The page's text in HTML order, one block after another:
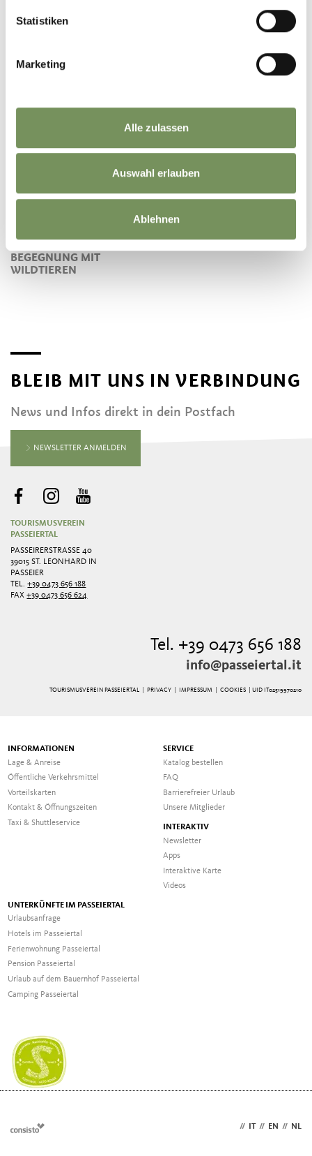
Statistiken
Marketing
Alle zulassen
Auswahl erlauben
Ablehnen
ACHTSAM UNTERWEGS
VERHALTEN IN
KULTURSTÄTTEN
BEGEGNUNG MIT
WILDTIEREN
BLEIB MIT UNS IN VERBINDUNG
News und Infos direkt in dein Postfach
NEWSLETTER ANMELDEN
TOURISMUSVEREIN
PASSEIERTAL
PASSEIRERSTRASSE 40
39015 ST. LEONHARD IN
PASSEIER
TEL.+39 0473 656 188
FAX+39 0473 656 624
Tel. +39 0473 656 188
info@passeiertal.it
TOURISMUSVEREIN PASSEIERTAL | PRIVACY| IMPRESSUM| COOKIES | UID IT02519970210
INFORMATIONEN
Lage & Anreise
Öffentliche Verkehrsmittel
Vorteilskarten
Kontakt & Öffnungszeiten
Taxi & Shuttleservice
SERVICE
Katalog bestellen
FAQ
Barrierefreier Urlaub
Unsere Mitglieder
INTERAKTIV
Newsletter
Apps
Interaktive Karte
Videos
UNTERKÜNFTE IM PASSEIERTAL
Urlaubsanfrage
Hotels im Passeiertal
Ferienwohnung Passeiertal
Pension Passeiertal
Urlaub auf dem Bauernhof Passeiertal
Camping Passeiertal
// IT // EN // NL